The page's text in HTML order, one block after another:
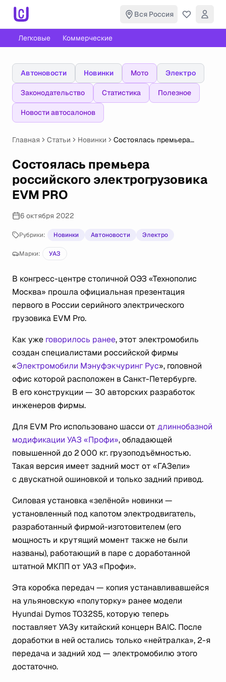
Вся Россия
Легковые Коммерческие
Автоновости Новинки Мото Электро
Законодательство Статистика Полезное
Новости автосалонов
Главная Статьи Новинки
Состоялась премьера
электрогрузовика EVM PRO
Состоялась премьера
российского электрогрузовика
EVM PRO
6 октября 2022
Рубрики: Новинки Автоновости Электро
Марки: УАЗ
В конгресс-центре столичной ОЭЗ «Технополис
Москва» прошла официальная презентация
первого в России серийного электрического
грузовика EVM Pro.
Как уже говорилось ранее, этот электромобиль
создан специалистами российской фирмы
«Электромобили Мэнуфэкчуринг Рус», головной
офис которой расположен в Санкт-Петербурге.
В его конструкции — 30 авторских разработок
инженеров фирмы.
Для EVM Pro использовано шасси от длиннобазной
модификации УАЗ «Профи», обладающей
повышенной до 2 000 кг. грузоподъёмностью.
Такая версия имеет задний мост от «ГАЗели»
с двускатной ошиновкой и только задний привод.
Силовая установка «зелёной» новинки —
установленный под капотом электродвигатель,
разработанный фирмой-изготовителем (его
мощность и крутящий момент также не были
названы), работающий в паре с доработанной
штатной МКПП от УАЗ «Профи».
Эта коробка передач — копия устанавливавшейся
на ульяновскую «полуторку» ранее модели
Hyundai Dymos TO32S5, которую теперь
поставляет УАЗу китайский концерн BAIC. После
доработки в ней остались только «нейтралка», 2-я
передача и задний ход — электромобилю этого
достаточно.